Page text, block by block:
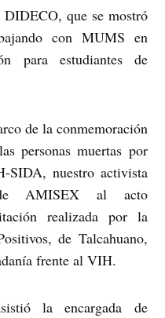
que se mostró
con MUMS en
para estudiantes de
de la conmemoración
personas muertas por
SIDA, nuestro activista
AMISEX al acto
realizada por la
de Talcahuano,
frente al VIH.
la encargada de